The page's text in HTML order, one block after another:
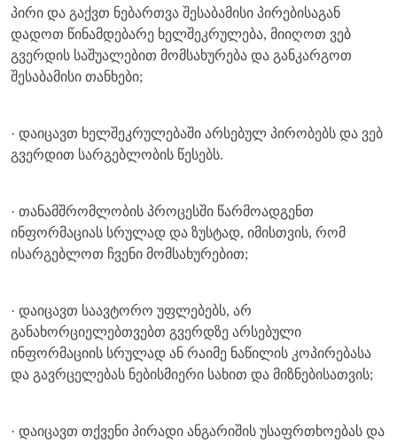
პირი და გაქვთ ნებართვა შესაბამისი პირებისაგან
დადოთ წინამდებარე ხელშეკრულება, მიიღოთ ვებ
გვერდის საშუალებით მომსახურება და განკარგოთ
შესაბამისი თანხები;
· დაიცავთ ხელშეკრულებაში არსებულ პირობებს და ვებ
გვერდით სარგებლობის წესებს.
· თანამშრომლობის პროცესში წარმოადგენთ
ინფორმაციას სრულად და ზუსტად, იმისთვის, რომ
ისარგებლოთ ჩვენი მომსახურებით;
· დაიცავთ საავტორო უფლებებს, არ
განახორციელებთვებთ გვერდზე არსებული
ინფორმაციის სრულად ან რაიმე ნაწილის კოპირებასა
და გავრცელებას ნებისმიერი სახით და მიზნებისათვის;
· დაიცავთ თქვენი პირადი ანგარიშის უსაფრთხოებას და